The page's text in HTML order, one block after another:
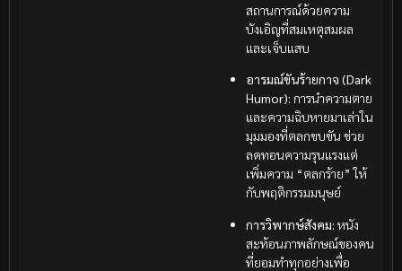
สถานการณ์ด้วยความ
บังเอิญที่สมเหตุสมผล
และเจ็บแสบ
อารมณ์ขันร้ายกาจ (Dark
Humor): การนำความตาย
และความฉิบหายมาเล่าใน
มุมมองที่ตลกขบขัน ช่วย
ลดทอนความรุนแรงแต่
เพิ่มความ “ตลกร้าย” ให้
กับพฤติกรรมมนุษย์
การวิพากษ์สังคม: หนัง
สะท้อนภาพลักษณ์ของคน
ที่ยอมทำทุกอย่างเพื่อ